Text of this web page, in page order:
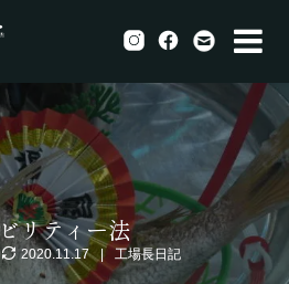
リティー法
2020.11.17 工場長日記